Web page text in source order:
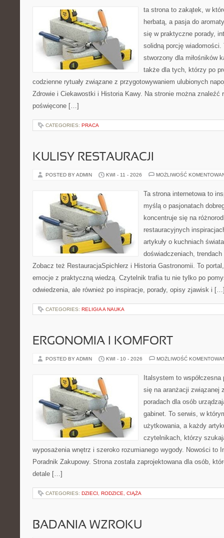
ta strona to zakątek, w
herbatą, a pasja do
się w praktyczne porady,
solidną porcję wiadomości.
stworzony dla miłośników
także dla tych, którzy po
codzienne rytuały związane z przygotowywaniem ulubionych
Zdrowie i Ciekawostki i Historia Kawy. Na stronie można znaleźć
poświęcone […]
CATEGORIES: PRACA
KULISY RESTAURACJI
POSTED BY ADMIN KWI - 11 - 2026 MOŻLIWOŚĆ
Ta strona internetowa to
myślą o pasjonatach
koncentruje się na
restauracyjnych
artykuły o kuchniach
doświadczeniach,
Zobacz też RestauracjaSpichlerz i Historia Gastronomii. To
emocje z praktyczną wiedzą. Czytelnik trafia tu nie tylko po
odwiedzenia, ale również po inspiracje, porady, opisy zjawisk i
CATEGORIES: RELIGIA A NAUKA
ERGONOMIA I KOMFORT
POSTED BY ADMIN KWI - 10 - 2026 MOŻLIWOŚĆ
Italsystem to
się na aranżacji związanej
poradach dla osób
gabinet. To serwis, w
użytkowania, a każdy
czytelnikach, którzy
wyposażenia wnętrz i szeroko rozumianego wygody. Nowości to
Poradnik Zakupowy. Strona została zaprojektowana dla osób,
detale […]
CATEGORIES: DZIECI, RODZICE, CIĄŻA
BADANIA WZROKU